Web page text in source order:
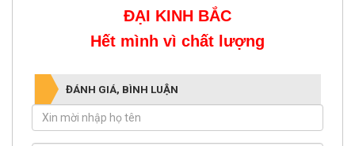
ĐẠI KINH BẮC
Hết mình vì chất lượng
ĐÁNH GIÁ, BÌNH LUẬN